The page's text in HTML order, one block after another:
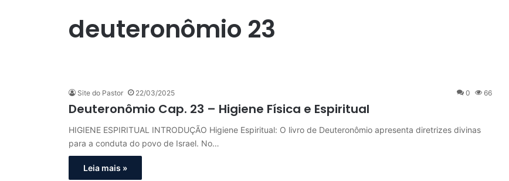
deuteronômio 23
Site do Pastor 22/03/2025 0 66
Deuteronômio Cap. 23 – Higiene Física e Espiritual
HIGIENE ESPIRITUAL INTRODUÇÃO Higiene Espiritual: O livro de Deuteronômio apresenta diretrizes divinas
para a conduta do povo de Israel. No…
Leia mais »